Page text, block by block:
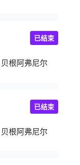
贝根阿弗尼尔
已结束
贝根阿弗尼尔
已结束